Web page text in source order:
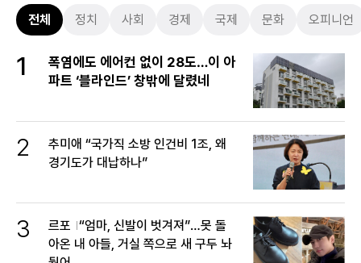
전체 정치 사회 경제 국제 문화 오피니언
1
폭염에도 에어컨 없이 28도…이 아
파트 ‘블라인드’ 창밖에 달렸네
2
추미애 “국가직 소방 인건비 1조, 왜
경기도가 대납하나”
3 르포 “엄마, 신발이 벗겨져”…못 돌
아온 내 아들, 거실 쪽으로 새 구두 놔